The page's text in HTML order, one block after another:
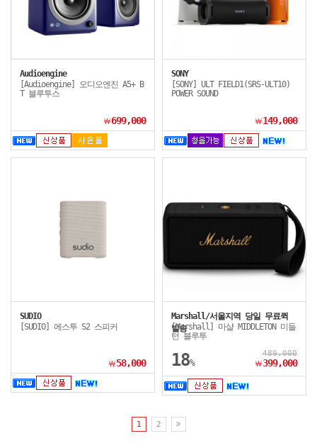
Audioengine
[Audioengine] 오디오엔진 A5+ B
T 블루투스
￦699,000
SONY
[SONY] ULT FIELD1(SRS-ULT10)
POWER SOUND
￦149,000
SUDIO
[SUDIO] 에스투 S2 스피커
￦58,000
Marshall/서울지역 당일 무료퀵
발송
[Marshall] 마샬 MIDDLETON 미들
턴 블루투
18%
489,000
￦399,000
1 2